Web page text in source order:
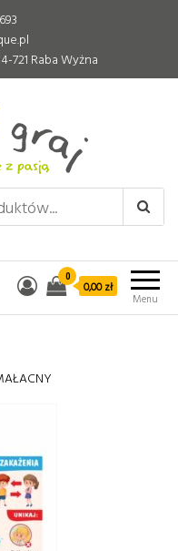
721 Raba Wyżna
edukacyjne tworzone z
pasją
Menu
0
0,00 zł